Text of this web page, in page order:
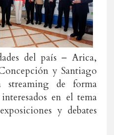
del país – Arica,
y Santiago
de forma
en el tema
y debates